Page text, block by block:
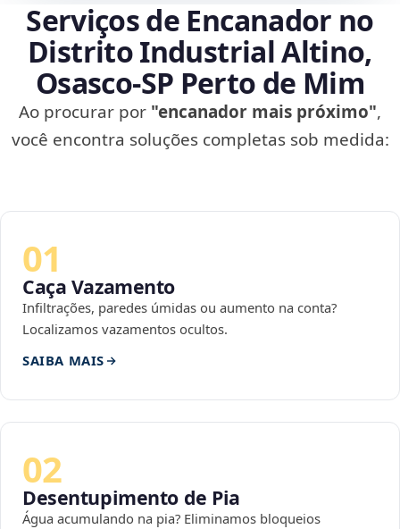
Serviços de Encanador no
Distrito Industrial Altino,
Osasco‑SP Perto de Mim
Ao procurar por "encanador mais próximo",
você encontra soluções completas sob medida:
01
Caça Vazamento
Infiltrações, paredes úmidas ou aumento na conta?
Localizamos vazamentos ocultos.
SAIBA MAIS
02
Desentupimento de Pia
Água acumulando na pia? Eliminamos bloqueios